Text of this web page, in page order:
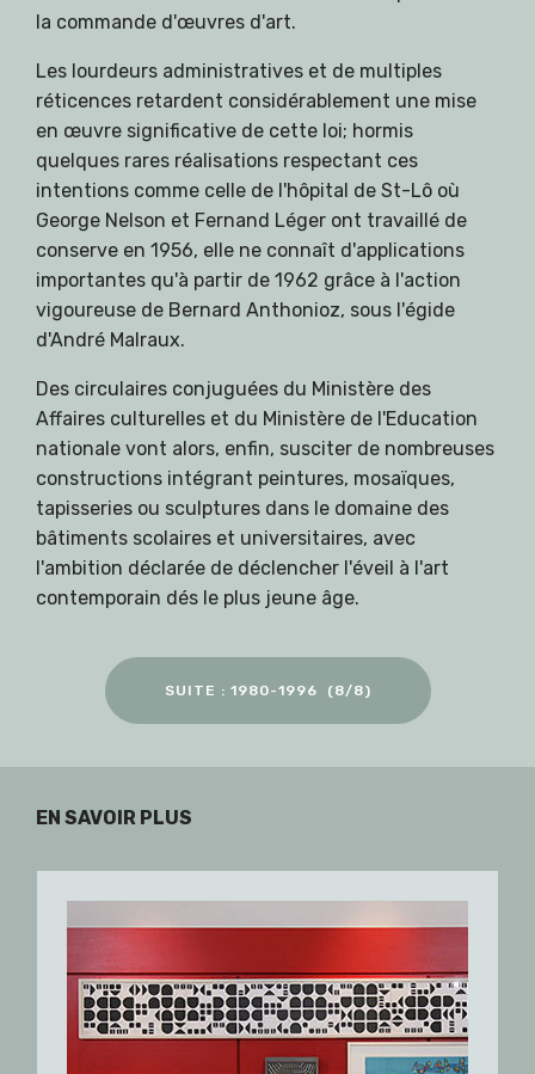
la commande d'œuvres d'art.
Les lourdeurs administratives et de multiples
réticences retardent considérablement une mise
en œuvre significative de cette loi; hormis
quelques rares réalisations respectant ces
intentions comme celle de l'hôpital de St-Lô où
George Nelson et Fernand Léger ont travaillé de
conserve en 1956, elle ne connaît d'applications
importantes qu'à partir de 1962 grâce à l'action
vigoureuse de Bernard Anthonioz, sous l'égide
d'André Malraux.
Des circulaires conjuguées du Ministère des
Affaires culturelles et du Ministère de l'Education
nationale vont alors, enfin, susciter de nombreuses
constructions intégrant peintures, mosaïques,
tapisseries ou sculptures dans le domaine des
bâtiments scolaires et universitaires, avec
l'ambition déclarée de déclencher l'éveil à l'art
contemporain dés le plus jeune âge.
SUITE : 1980-1996 (8/8)
EN SAVOIR PLUS